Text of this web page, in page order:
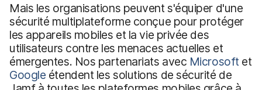
Mais les organisations peuvent s'équiper d'une
sécurité multiplateforme conçue pour protéger
les appareils mobiles et la vie privée des
utilisateurs contre les menaces actuelles et
émergentes. Nos partenariats avec Microsoft et
Google étendent les solutions de sécurité de